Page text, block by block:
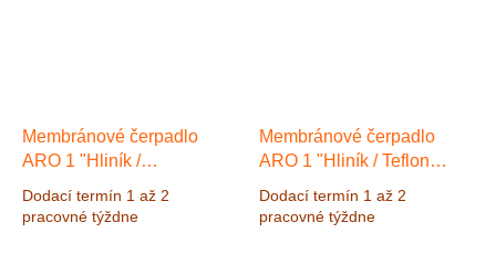
Membránové čerpadlo
ARO 1 "Hliník /
Výkon 200 l / min, výtlak
Dodací termín 1 až 2
pracovné týždne
Membránové čerpadlo
ARO 1 "Hliník / Teflon
výtlak 8,3 bar
Dodací termín 1 až 2
pracovné týždne